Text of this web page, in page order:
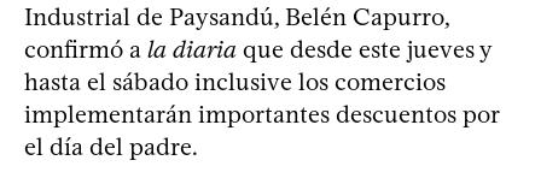
Industrial de Paysandú, Belén Capurro,
confirmó a la diaria que desde este jueves y
hasta el sábado inclusive los comercios
implementarán importantes descuentos por
el día del padre.